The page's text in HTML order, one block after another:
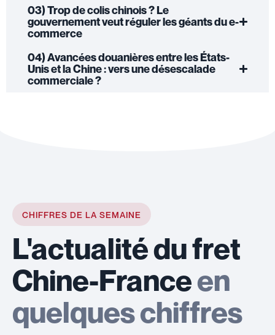
03) Trop de colis chinois ? Le
gouvernement veut réguler les géants du e-
commerce
04) Avancées douanières entre les États-
Unis et la Chine : vers une désescalade
commerciale ?
CHIFFRES DE LA SEMAINE
L'actualité du fret
Chine-Franceen
quelques chiffres